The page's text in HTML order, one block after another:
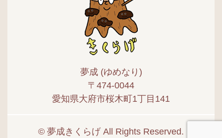
夢成 (ゆめなり)
〒474-0044
愛知県大府市桜木町1丁目141
© 夢成きくらげ All Rights Reserved.